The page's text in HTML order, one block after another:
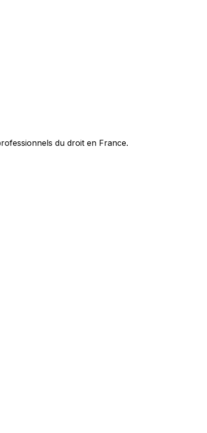
du droit en France.